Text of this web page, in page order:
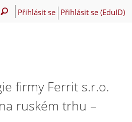
Přihlásit se Přihlásit se (EduID)
firmy Ferrit s.r.o.
ruském trhu –